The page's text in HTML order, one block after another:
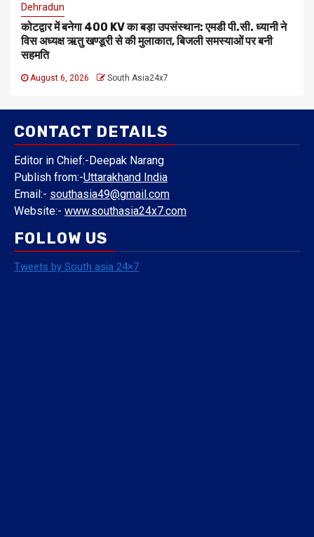
Dehradun
कोटद्वार में बनेगा 400 KV का बड़ा उपसंस्थान: एमडी पी.सी. ध्यानी ने
विस अध्यक्ष ऋतु खण्डूरी से की मुलाकात, बिजली समस्याओं पर बनी
सहमति
August 6, 2026 South Asia24x7
CONTACT DETAILS
Editor in Chief:-Deepak Narang
Publish from:-Uttarakhand India
Email:- southasia49@gmail.com
Website:- www.southasia24x7.com
FOLLOW US
Tweets by South asia 24×7